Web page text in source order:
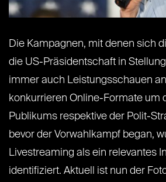
Die Kampagnen, mit denen sich
die US-Präsidentschaft in
immer auch Leistungsschauen
konkurrieren Online-Formate um
Publikums respektive der Polit-
bevor der Vorwahlkampf began,
Livestreaming als ein relevantes
identifiziert. Aktuell ist nun der